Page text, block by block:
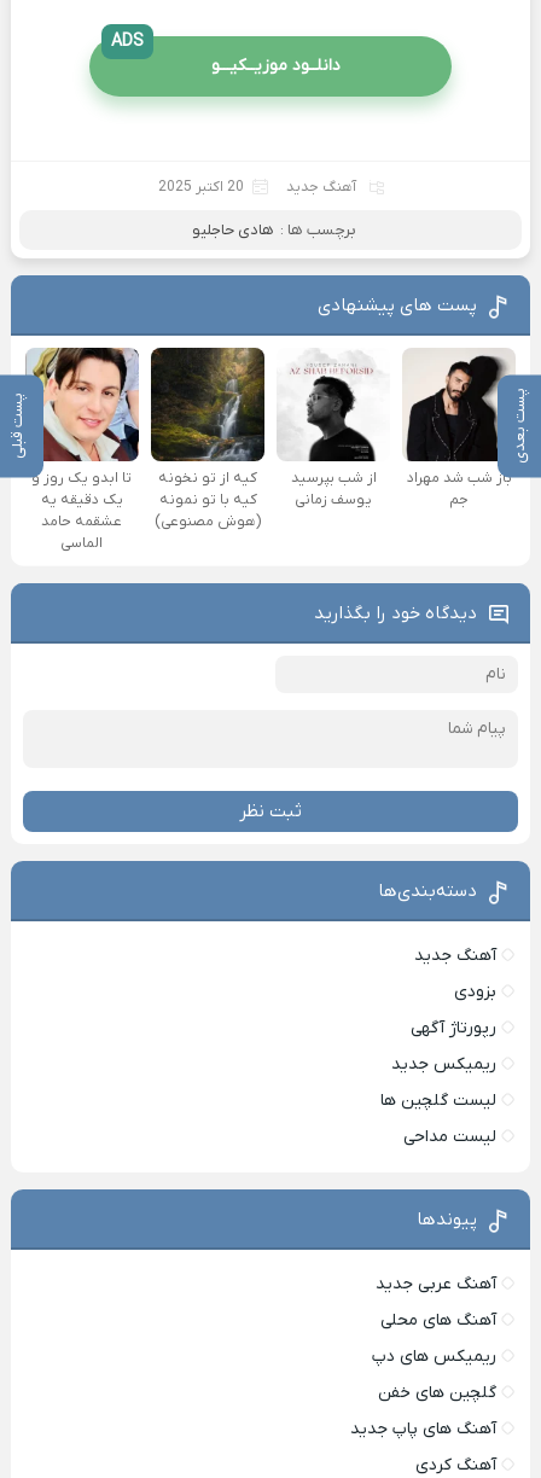
پست بعدی پست قبلی
دانلــود موزیــکیـــو
ADS
آهنگ جدید 20 اکتبر 2025
برچسب ها : هادی حاجلیو
پست های پیشنهادی
باز شب شد مهراد
جم
از شب بپرسید
یوسف زمانی
کیه از تو نخونه
کیه با تو نمونه
(هوش مصنوعی)
تا ابدو یک روز و
یک دقیقه یه
عشقمه حامد
الماسی
دیدگاه خود را بگذارید
ثبت نظر
دسته‌بندی‌ها
آهنگ جدید
بزودی
رپورتاژ آگهی
ریمیکس جدید
لیست گلچین ها
لیست مداحی
پیوندها
آهنگ عربی جدید
آهنگ های محلی
ریمیکس های دپ
گلچین های خفن
آهنگ های پاپ جدید
آهنگ کردی